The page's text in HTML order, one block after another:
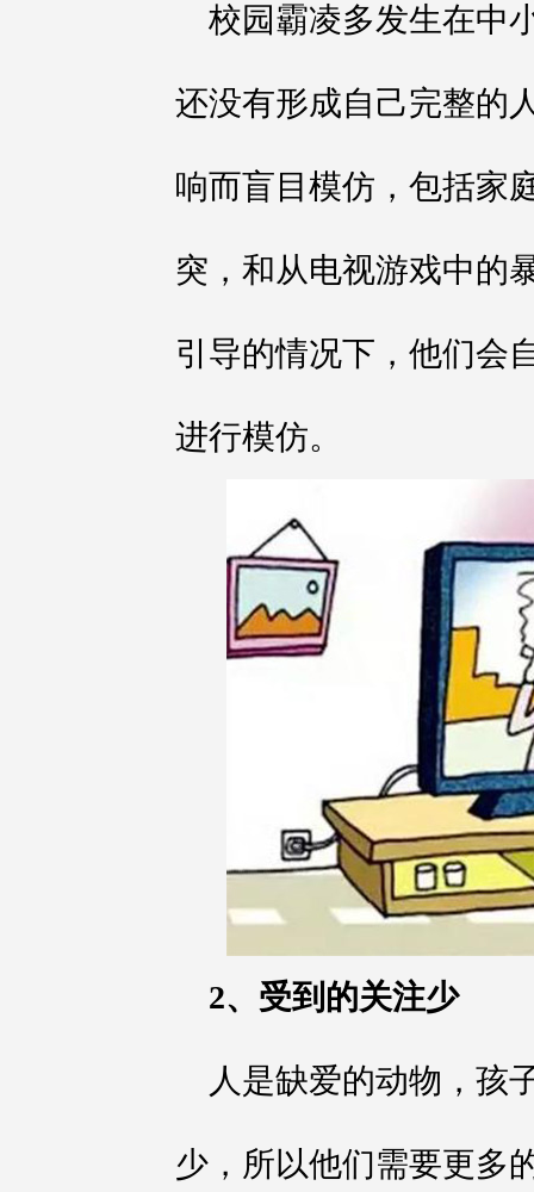
校园霸凌多发生在中
还没有形成自己完整的
响而盲目模仿，包括家
突，和从电视游戏中的
引导的情况下，他们会
进行模仿。
2、受到的关注少
人是缺爱的动物，孩
少，所以他们需要更多